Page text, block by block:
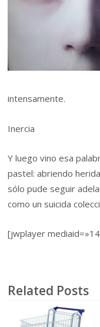
intensamente.
Inercia
Y luego vino esa
pastel: abriendo
sólo pude seguir
como un suicida
[jwplayer
Related Posts